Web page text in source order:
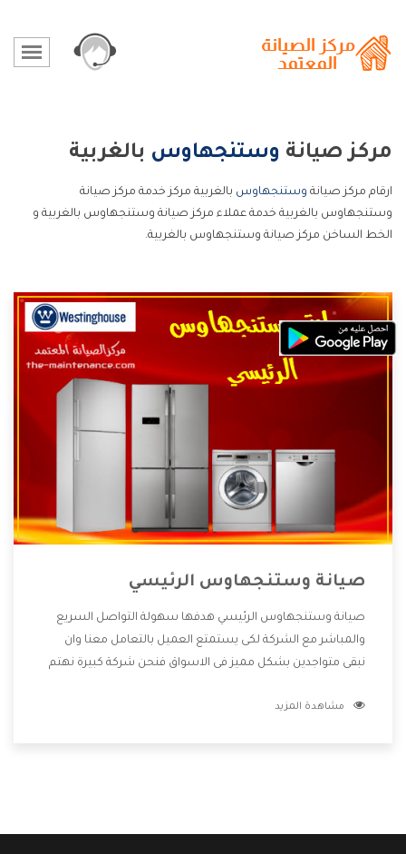
مركز صيانة وستنجهاوس بالغربية
ارقام مركز صيانة وستنجهاوس بالغربية مركز خدمة مركز صيانة
وستنجهاوس بالغربية خدمة عملاء مركز صيانة وستنجهاوس بالغربية و
الخط الساخن مركز صيانة وستنجهاوس بالغربية.
صيانة وستنجهاوس الرئيسي
صيانة وستنجهاوس الرئيسي هدفها سهولة التواصل السريع
والمباشر مع الشركة لكى يستمتع العميل بالتعامل معنا وان
نبقى متواجدين بشكل مميز فى الاسواق فنحن شركة كبيرة نهتم
الشركة بها والتى تكون منها خدمة الصيانة التى تكون من أهم
مشاهدة المزيد